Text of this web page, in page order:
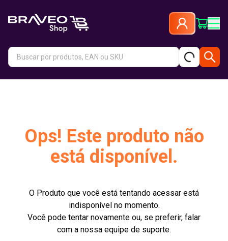
Ops! Este produto não
está disponível.
O Produto que você está tentando acessar está
indisponível no momento.
Você pode tentar novamente ou, se preferir, falar
com a nossa equipe de suporte.